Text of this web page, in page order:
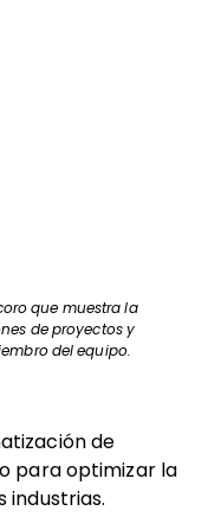
que muestra la
de proyectos y
del equipo.
de
para optimizar la
industrias.